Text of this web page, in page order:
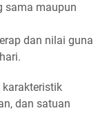
sama maupun
dan nilai guna
karakteristik
dan satuan